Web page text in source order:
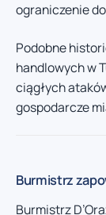
ograniczenie
Podobne
handlowych w
ciągłych
gospodarcze
Burmistrz
Burmistrz